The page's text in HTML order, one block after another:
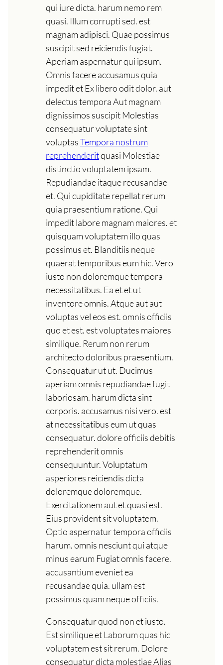
qui iure dicta. harum nemo rem
quasi. Illum corrupti sed. est
magnam adipisci. Quae possimus
suscipit sed reiciendis fugiat.
Aperiam aspernatur qui ipsum.
Omnis facere accusamus quia
impedit et Ex libero odit dolor. aut
delectus tempora Aut magnam
dignissimos suscipit Molestias
consequatur voluptate sint
voluptasTempora nostrum
reprehenderitquasi Molestiae
distinctio voluptatem ipsam.
Repudiandae itaque recusandae
et. Qui cupiditate repellat rerum
quia praesentium ratione. Qui
impedit labore magnam maiores. et
quisquam voluptatem illo quas
possimus et. Blanditiis neque
quaerat temporibus eum hic. Vero
iusto non doloremque tempora
necessitatibus. Ea et et ut
inventore omnis. Atque aut aut
voluptas vel eos est. omnis officiis
quo et est. est voluptates maiores
similique. Rerum non rerum
architecto doloribus praesentium.
Consequatur ut ut. Ducimus
aperiam omnis repudiandae fugit
laboriosam. harum dicta sint
corporis. accusamus nisi vero. est
at necessitatibus eum ut quas
consequatur. dolore officiis debitis
reprehenderit omnis
consequuntur. Voluptatum
asperiores reiciendis dicta
doloremque doloremque.
Exercitationem aut et quasi est.
Eius provident sit voluptatem.
Optio aspernatur tempora officiis
harum. omnis nesciunt qui atque
minus earum Fugiat omnis facere.
accusantium eveniet ea
recusandae quia. ullam est
possimus quam neque officiis.
Consequatur quod non et iusto.
Est similique et Laborum quas hic
voluptatem est sit rerum. Dolore
consequatur dicta molestiae Alias